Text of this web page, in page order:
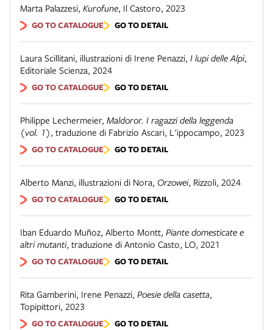
Marta Palazzesi, Kurofune, Il Castoro, 2023
GO TO CATALOGUE GO TO DETAIL
Laura Scillitani, illustrazioni di Irene Penazzi, I lupi delle Alpi,
Editoriale Scienza, 2024
GO TO CATALOGUE GO TO DETAIL
Philippe Lechermeier, Maldoror. I ragazzi della leggenda
(vol. 1), traduzione di Fabrizio Ascari, L'ippocampo, 2023
GO TO CATALOGUE GO TO DETAIL
Alberto Manzi, illustrazioni di Nora, Orzowei, Rizzoli, 2024
GO TO CATALOGUE GO TO DETAIL
Iban Eduardo Muñoz, Alberto Montt, Piante domesticate e
altri mutanti, traduzione di Antonio Casto, LO, 2021
GO TO CATALOGUE GO TO DETAIL
Rita Gamberini, Irene Penazzi, Poesie della casetta,
Topipittori, 2023
GO TO CATALOGUE GO TO DETAIL